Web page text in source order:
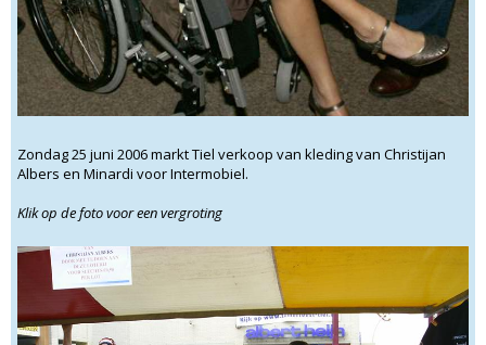
Zondag 25 juni 2006 markt Tiel verkoop van kleding van Christijan
Albers en Minardi voor Intermobiel.
Klik op de foto voor een vergroting